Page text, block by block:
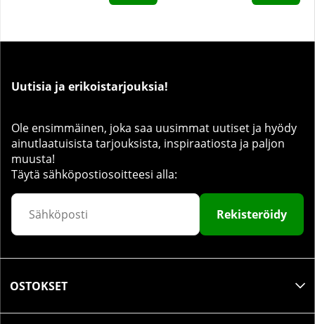
Uutisia ja erikoistarjouksia!
Ole ensimmäinen, joka saa uusimmat uutiset ja hyödy
ainutlaatuisista tarjouksista, inspiraatiosta ja paljon
muusta!
Täytä sähköpostiosoitteesi alla:
Rekisteröidy
OSTOKSET